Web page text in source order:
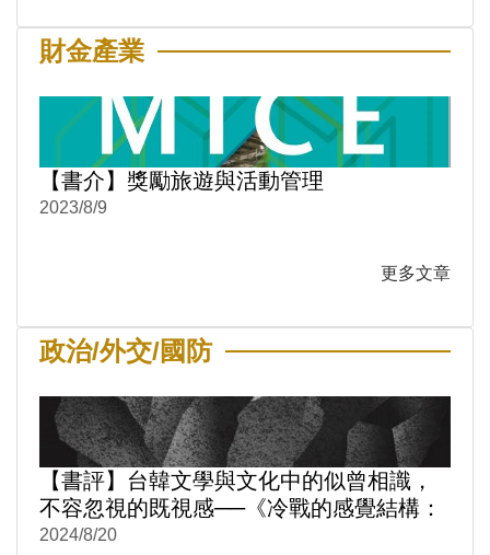
財金產業
【書介】獎勵旅遊與活動管理
2023/8/9
更多文章
政治/外交/國防
【書評】台韓文學與文化中的似曾相識，
不容忽視的既視感──《冷戰的感覺結構：
台韓文學與文化中的性別與情感政治1950-
2024/8/20